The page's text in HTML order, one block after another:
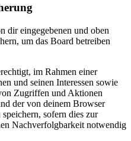
dir eingegebenen und oben
um das Board betreiben
im Rahmen einer
und seinen Interessen sowie
Zugriffen und Aktionen
der von deinem Browser
sofern dies zur
Nachverfolgbarkeit notwendig